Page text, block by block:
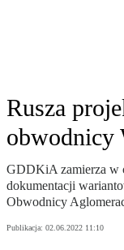
Rusza
obwodnicy
GDDKiA zamierza w
dokumentacji
Obwodnicy
Publikacja: 02.06.2022 11:10